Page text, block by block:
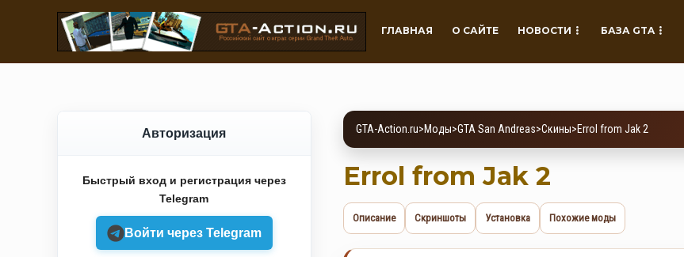
ГЛАВНАЯ О САЙТЕ НОВОСТИ БАЗА GTA
Авторизация
Быстрый вход и регистрация через
Telegram
Войти через Telegram
GTA-Action.ru>Моды>GTA San Andreas>Скины>Errol from Jak 2
Errol from Jak 2
Описание Скриншоты Установка Похожие моды